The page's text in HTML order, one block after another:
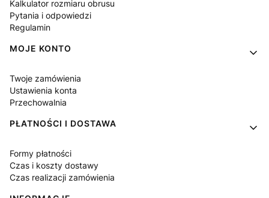
Kalkulator rozmiaru obrusu
Pytania i odpowiedzi
Regulamin
MOJE KONTO
Twoje zamówienia
Ustawienia konta
Przechowalnia
PŁATNOŚCI I DOSTAWA
Formy płatności
Czas i koszty dostawy
Czas realizacji zamówienia